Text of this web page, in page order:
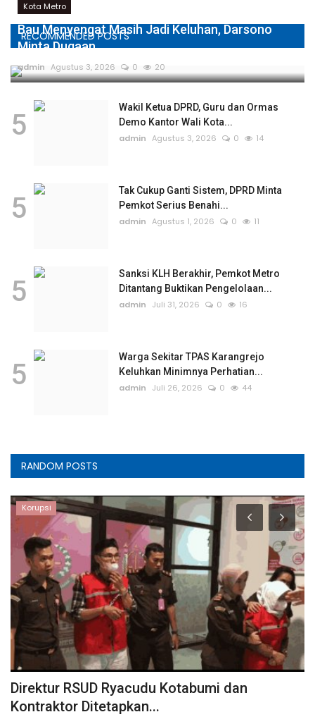
RECOMMENDED POSTS
Kota Metro
Bau Menyengat Masih Jadi Keluhan, Darsono
Minta Dugaan...
admin Agustus 3, 2026 0 20
5
Wakil Ketua DPRD, Guru dan Ormas
Demo Kantor Wali Kota...
admin Agustus 3, 2026 0 14
5
Tak Cukup Ganti Sistem, DPRD Minta
Pemkot Serius Benahi...
admin Agustus 1, 2026 0 11
5
Sanksi KLH Berakhir, Pemkot Metro
Ditantang Buktikan Pengelolaan...
admin
Juli 31, 2026 0 16
5
Warga Sekitar TPAS Karangrejo
Keluhkan Minimnya Perhatian...
admin
Juli 26, 2026 0 44
RANDOM POSTS
Korupsi
Direktur RSUD Ryacudu Kotabumi dan
Kontraktor Ditetapkan...